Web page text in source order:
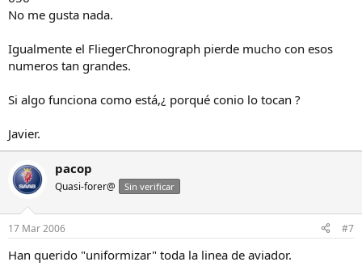
No me gusta nada.
Igualmente el FliegerChronograph pierde mucho con esos
numeros tan grandes.
Si algo funciona como está,¿ porqué conio lo tocan ?
Javier.
pacop
Quasi-forer@ Sin verificar
17 Mar 2006 #7
Han querido "uniformizar" toda la linea de aviador.